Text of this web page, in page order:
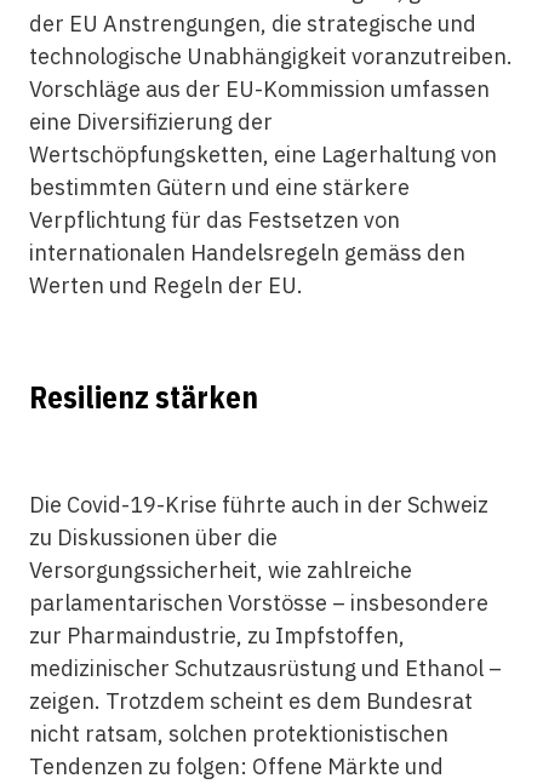
der EU Anstrengungen, die strategische und
technologische Unabhängigkeit voranzutreiben.
Vorschläge aus der EU-Kommission umfassen
eine Diversifizierung der
Wertschöpfungsketten, eine Lagerhaltung von
bestimmten Gütern und eine stärkere
Verpflichtung für das Festsetzen von
internationalen Handelsregeln gemäss den
Werten und Regeln der EU.
Resilienz stärken
Die Covid-19-Krise führte auch in der Schweiz
zu Diskussionen über die
Versorgungssicherheit, wie zahlreiche
parlamentarischen Vorstösse – insbesondere
zur Pharmaindustrie, zu Impfstoffen,
medizinischer Schutzausrüstung und Ethanol –
zeigen. Trotzdem scheint es dem Bundesrat
nicht ratsam, solchen protektionistischen
Tendenzen zu folgen: Offene Märkte und